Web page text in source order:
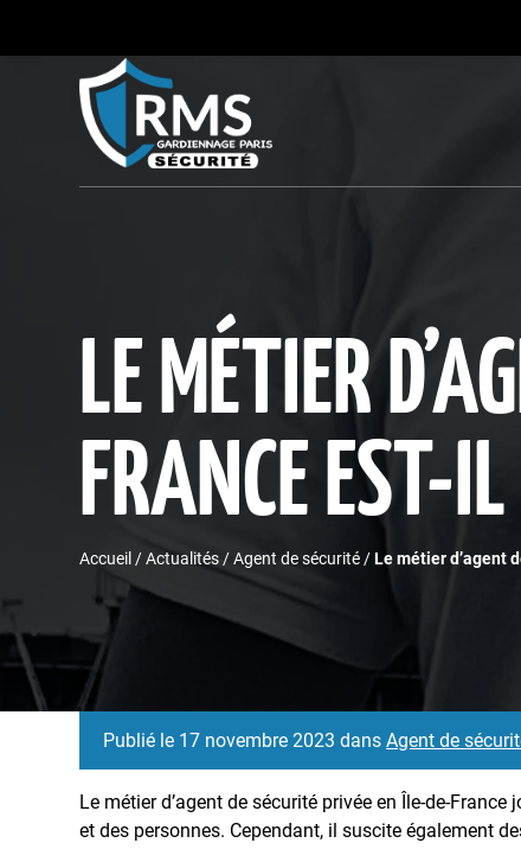
LE MÉTIER
FRANCE EST-
Accueil /Actualités /Agent de sécurité /Le métier d’agent
Publié le 17 novembre 2023 dansAgent de
Le métier d’agent de sécurité privée en Île-de-
et des personnes. Cependant, il suscite également